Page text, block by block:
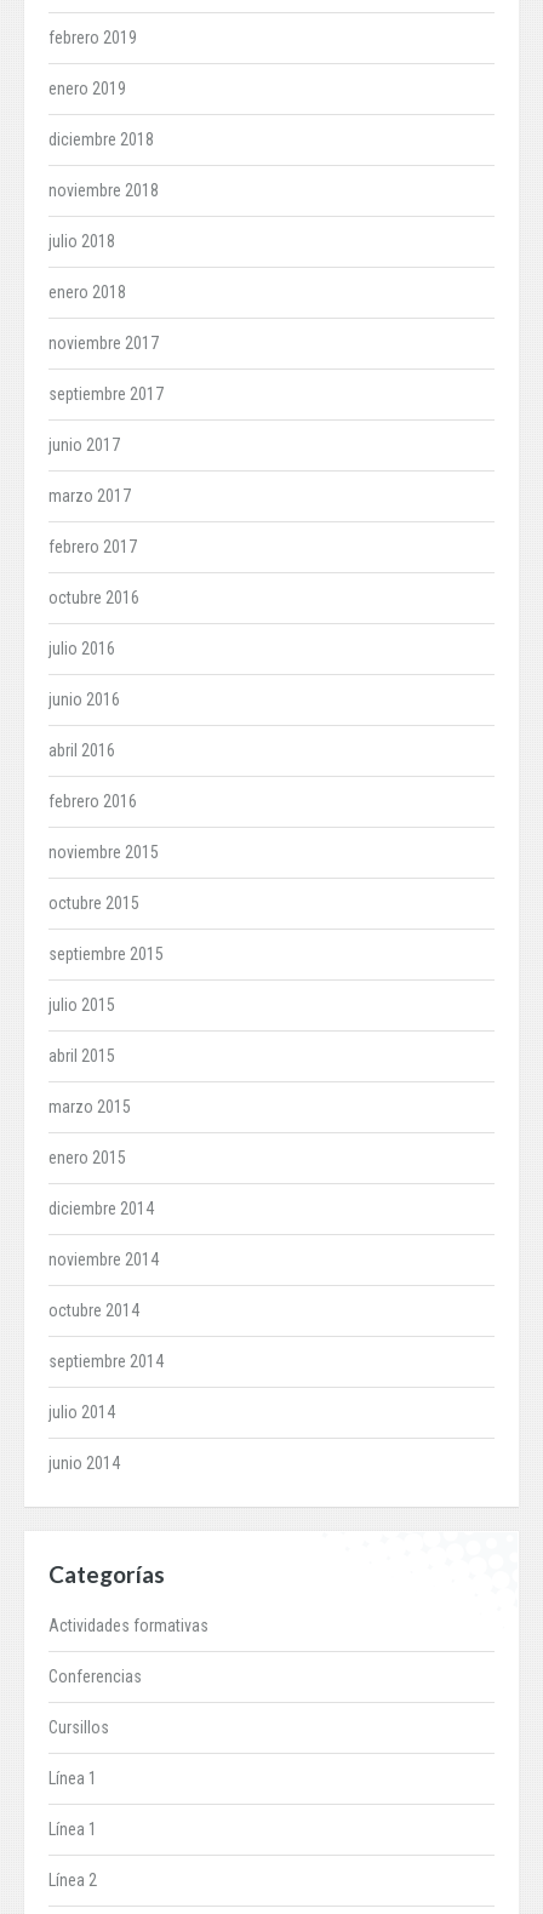
febrero 2019
enero 2019
diciembre 2018
noviembre 2018
julio 2018
enero 2018
noviembre 2017
septiembre 2017
junio 2017
marzo 2017
febrero 2017
octubre 2016
julio 2016
junio 2016
abril 2016
febrero 2016
noviembre 2015
octubre 2015
septiembre 2015
julio 2015
abril 2015
marzo 2015
enero 2015
diciembre 2014
noviembre 2014
octubre 2014
septiembre 2014
julio 2014
junio 2014
Categorías
Actividades formativas
Conferencias
Cursillos
Línea 1
Línea 1
Línea 2